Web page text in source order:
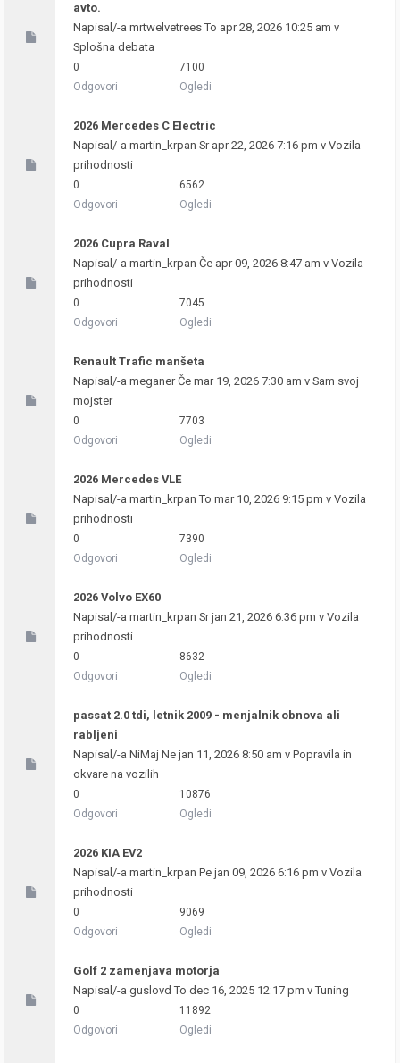
avto.
Napisal/-a mrtwelvetreesTo apr 28, 2026 10:25 am v
Splošna debata
0
Odgovori
7100
Ogledi
2026 Mercedes C Electric
Napisal/-a martin_krpan Sr apr 22, 2026 7:16 pm v Vozila
prihodnosti
0
Odgovori
6562
Ogledi
2026 Cupra Raval
Napisal/-a martin_krpan Če apr 09, 2026 8:47 am v Vozila
prihodnosti
0
Odgovori
7045
Ogledi
Renault Trafic manšeta
Napisal/-a meganerČe mar 19, 2026 7:30 am v Sam svoj
mojster
0
Odgovori
7703
Ogledi
2026 Mercedes VLE
Napisal/-a martin_krpan To mar 10, 2026 9:15 pm v Vozila
prihodnosti
0
Odgovori
7390
Ogledi
2026 Volvo EX60
Napisal/-a martin_krpan Sr jan 21, 2026 6:36 pm v Vozila
prihodnosti
0
Odgovori
8632
Ogledi
passat 2.0 tdi, letnik 2009 - menjalnik obnova ali
rabljeni
Napisal/-a NiMaj Ne jan 11, 2026 8:50 am v Popravila in
okvare na vozilih
0
Odgovori
10876
Ogledi
2026 KIA EV2
Napisal/-a martin_krpan Pe jan 09, 2026 6:16 pm v Vozila
prihodnosti
0
Odgovori
9069
Ogledi
Golf 2 zamenjava motorja
Napisal/-a guslovd To dec 16, 2025 12:17 pm vTuning
0
Odgovori
11892
Ogledi